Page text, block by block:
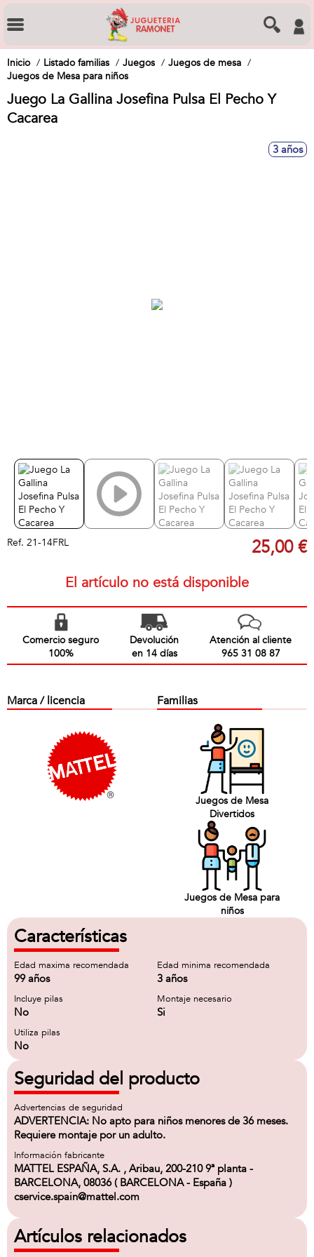
Inicio Listado familias Juegos
Juegos de mesa
Juegos de Mesa para niños
Juego La Gallina Josefina Pulsa El Pecho Y
Cacarea
3 años
Ref. 21-14FRL 25,00 €
El artículo no está disponible
Comercio seguro
100%
Devolución
en 14 días
Atención al cliente
965 31 08 87
Marca / licencia Familias
Juegos de Mesa
Divertidos
Juegos de Mesa para
niños
Características
Edad maxima recomendada
99 años
Edad minima recomendada
3 años
Incluye pilas
No
Montaje necesario
Si
Utiliza pilas
No
Seguridad del producto
Advertencias de seguridad
ADVERTENCIA: No apto para niños menores de 36 meses.
Requiere montaje por un adulto.
Información fabricante
MATTEL ESPAÑA, S.A. , Aribau, 200-210 9ª planta -
BARCELONA, 08036 ( BARCELONA - España )
cservice.spain@mattel.com
Artículos relacionados